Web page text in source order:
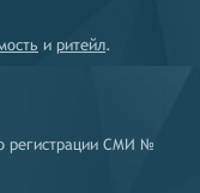
и ритейл.
регистрации СМИ №